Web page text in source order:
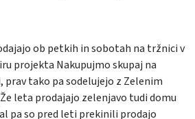
ob petkih in sobotah na tržnici v
projekta Nakupujmo skupaj na
prav tako pa sodelujejo z Zelenim
leta prodajajo zelenjavo tudi domu
pa so pred leti prekinili prodajo